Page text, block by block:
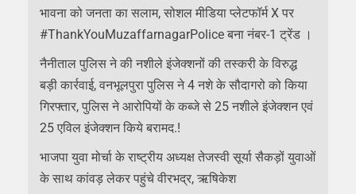
भावना को जनता का सलाम, सोशल मीडिया प्लेटफॉर्म X पर
#ThankYouMuzaffarnagarPolice बना नंबर-1 ट्रेंड ।
नैनीताल पुलिस ने की नशीले इंजेक्शनों की तस्करी के विरुद्ध
बड़ी कार्रवाई, वनभूलपुरा पुलिस ने 4 नशे के सौदागरो को किया
गिरफ्तार, पुलिस ने आरोपियों के कब्जे से 25 नशीले इंजेक्शन एवं
25 एविल इंजेक्शन किये बरामद.!
भाजपा युवा मोर्चा के राष्ट्रीय अध्यक्ष तेजस्वी सूर्या सैकड़ों युवाओं
के साथ कांवड़ लेकर पहुंचे वीरभद्र, ऋषिकेश